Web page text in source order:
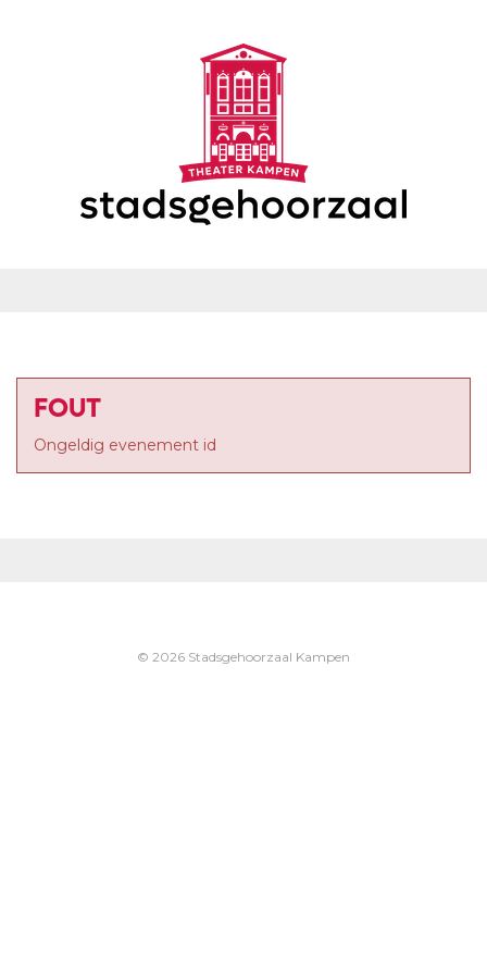
FOUT
Ongeldig evenement id
© 2026 Stadsgehoorzaal Kampen